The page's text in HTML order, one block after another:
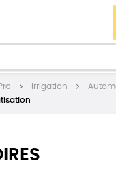
Irrigation